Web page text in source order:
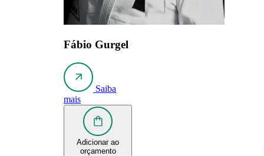
Fábio Gurgel
Saiba
mais
Adicionar ao
orçamento